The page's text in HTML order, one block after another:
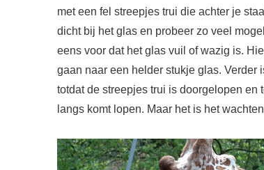
met een fel streepjes trui die achter je
dicht bij het glas en probeer zo veel
eens voor dat het glas vuil of wazig is.
gaan naar een helder stukje glas. Verder
totdat de streepjes trui is doorgelopen
langs komt lopen. Maar het is het